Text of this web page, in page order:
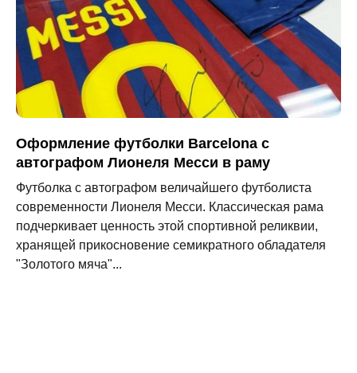
Оформление футболки Barcelona с
автографом Лионеля Месси в раму
Футболка с автографом величайшего футболиста
современности Лионеля Месси. Классическая рама
подчеркивает ценность этой спортивной реликвии,
хранящей прикосновение семикратного обладателя
"Золотого мяча"...